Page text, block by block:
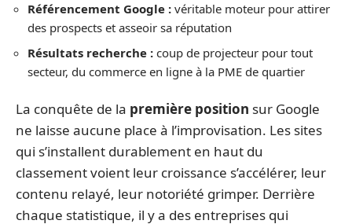
Référencement Google : véritable moteur pour attirer
des prospects et asseoir sa réputation
Résultats recherche : coup de projecteur pour tout
secteur, du commerce en ligne à la PME de quartier
La conquête de la première position sur Google
ne laisse aucune place à l’improvisation. Les sites
qui s’installent durablement en haut du
classement voient leur croissance s’accélérer, leur
contenu relayé, leur notoriété grimper. Derrière
chaque statistique, il y a des entreprises qui